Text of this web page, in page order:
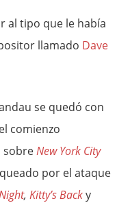
al tipo que le había
llamado Dave
se quedó con
comienzo
sobreNew York City
por el ataque
,Kitty’s Backy